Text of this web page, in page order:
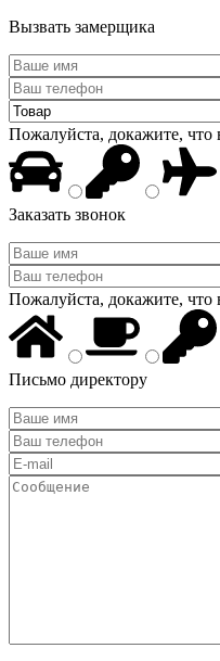
Вызвать замерщика
Пожалуйста, докажите, что
Заказать звонок
Пожалуйста, докажите, что
Письмо директору